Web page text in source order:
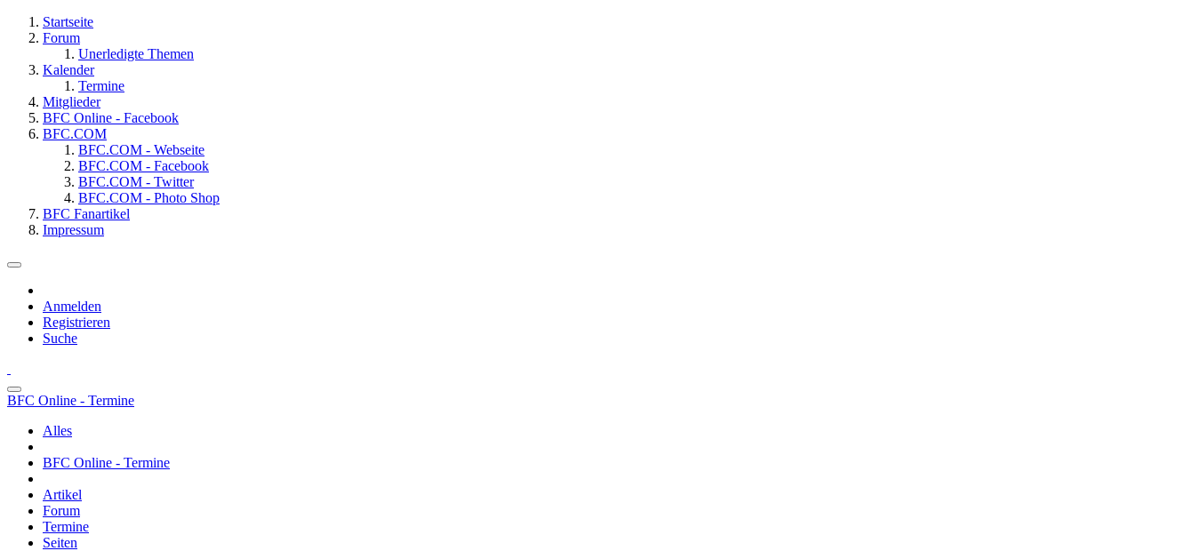
Startseite
Forum
Unerledigte Themen
Kalender
Termine
Mitglieder
BFC Online - Facebook
BFC.COM
BFC.COM - Webseite
BFC.COM - Facebook
BFC.COM - Twitter
BFC.COM - Photo Shop
BFC Fanartikel
Impressum
Anmelden
Registrieren
Suche
BFC Online - Termine
Alles
BFC Online - Termine
Artikel
Forum
Termine
Seiten